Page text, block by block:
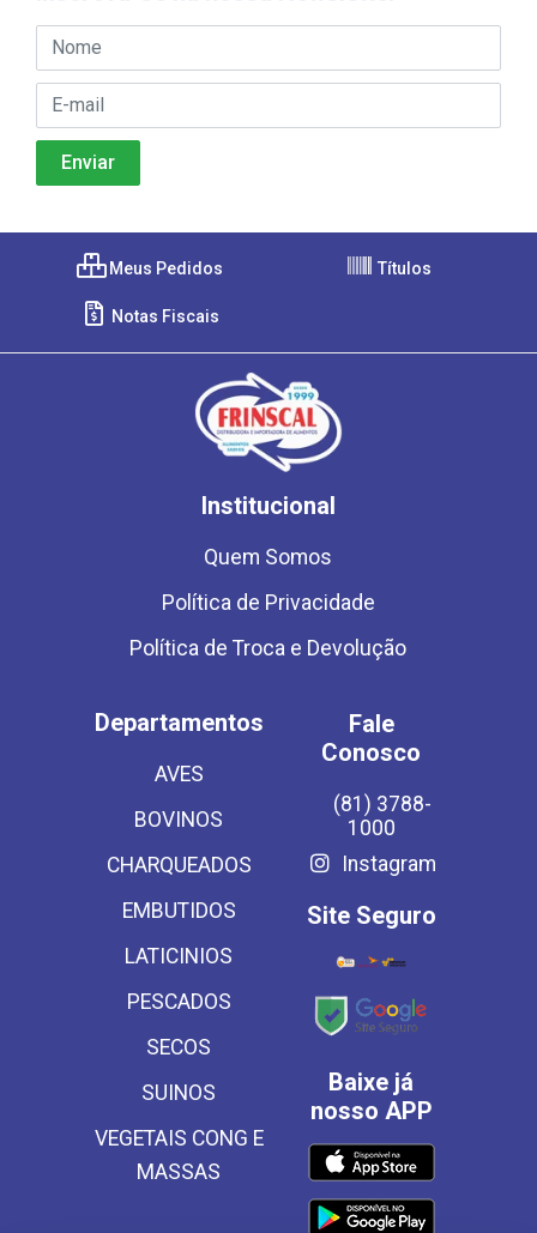
Meus Pedidos Títulos
Notas Fiscais
Institucional
Quem Somos
Política de Privacidade
Política de Troca e Devolução
Departamentos
AVES
BOVINOS
CHARQUEADOS
EMBUTIDOS
LATICINIOS
PESCADOS
SECOS
SUINOS
VEGETAIS CONG E
MASSAS
Fale
Conosco
(81) 3788-
1000
Instagram
Site Seguro
Baixe já
nosso APP